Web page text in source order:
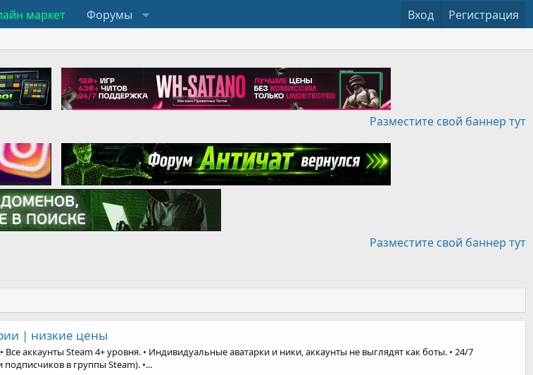
маркет Форумы Вход Регистрация
Разместите свой баннер тут
Разместите свой баннер тут
| низкие цены
аккаунты Steam 4+ уровня. • Индивидуальные аватарки и ники, аккаунты не выглядят как боты. • 24/7
подписчиков в группы Steam). •...